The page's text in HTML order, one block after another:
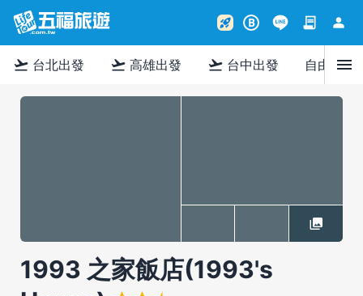
rocket_launch B contract person
flight_takeoff 台北出發 flight_takeoff 高雄出發 flight_takeoff 台中出發 自由行menu
1993 之家飯店(1993's